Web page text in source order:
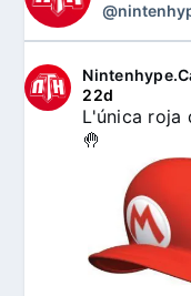
22d
L'única roja
🤚